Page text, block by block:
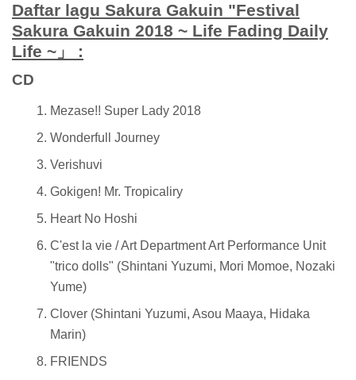
Daftar lagu Sakura Gakuin "Festival
Sakura Gakuin 2018 ~ Life Fading Daily
Life ~」 :
CD
Mezase!! Super Lady 2018
Wonderfull Journey
Verishuvi
Gokigen! Mr. Tropicaliry
Heart No Hoshi
C'est la vie / Art Department Art Performance Unit
"trico dolls" (Shintani Yuzumi, Mori Momoe, Nozaki
Yume)
Clover (Shintani Yuzumi, Asou Maaya, Hidaka
Marin)
FRIENDS